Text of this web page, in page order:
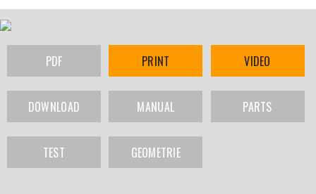
PDF PRINT VIDEO
DOWNLOAD MANUAL PARTS
TEST GEOMETRIE